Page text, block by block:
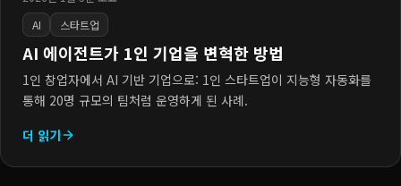
AI
스타트업
AI 에이전트가 1인 기업을 변혁한 방법
1인 창업자에서 AI 기반 기업으로: 1인 스타트업이 지능형 자동화를
통해 20명 규모의 팀처럼 운영하게 된 사례.
더 읽기